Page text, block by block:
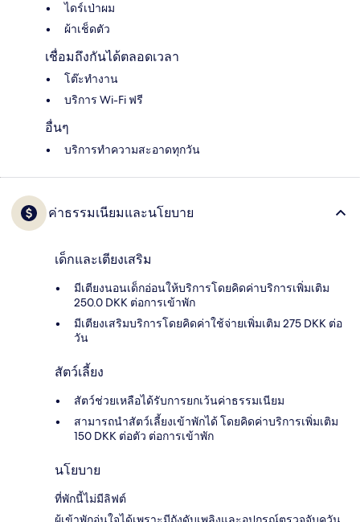
ไดร์เป่าผม
ผ้าเช็ดตัว
เชื่อมถึงกันได้ตลอดเวลา
โต๊ะทำงาน
บริการ Wi-Fi ฟรี
อื่นๆ
บริการทำความสะอาดทุกวัน
ค่าธรรมเนียมและนโยบาย
เด็กและเตียงเสริม
มีเตียงนอนเด็กอ่อนให้บริการโดยคิดค่าบริการเพิ่มเติม
250.0 DKK ต่อการเข้าพัก
มีเตียงเสริมบริการโดยคิดค่าใช้จ่ายเพิ่มเติม 275 DKK ต่อ
วัน
สัตว์เลี้ยง
สัตว์ช่วยเหลือได้รับการยกเว้นค่าธรรมเนียม
สามารถนำสัตว์เลี้ยงเข้าพักได้ โดยคิดค่าบริการเพิ่มเติม
150 DKK ต่อตัว ต่อการเข้าพัก
นโยบาย
ที่พักนี้ไม่มีลิฟต์